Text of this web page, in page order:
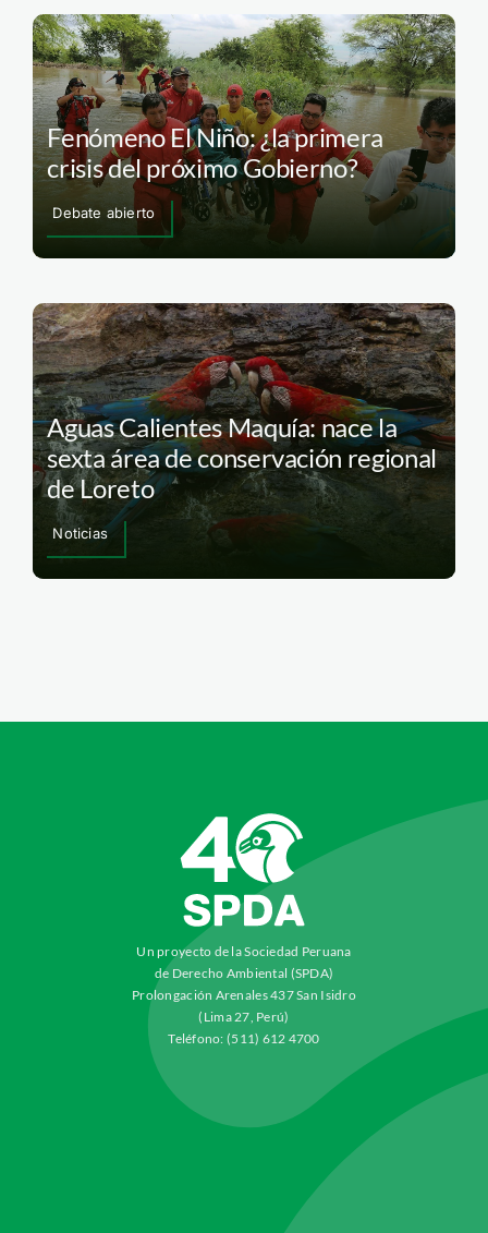
Fenómeno El Niño: ¿la primera
crisis del próximo Gobierno?
Debate abierto
Aguas Calientes Maquía: nace la
sexta área de conservación regional
de Loreto
Noticias
Un proyecto de la Sociedad Peruana
de Derecho Ambiental (SPDA)
Prolongación Arenales 437 San Isidro
(Lima 27, Perú)
Teléfono: (511) 612 4700